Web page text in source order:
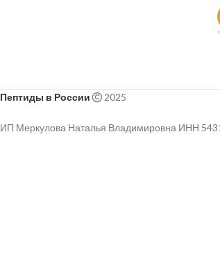
Пептиды в России 2025
ИП Меркулова Наталья Владимировна ИНН